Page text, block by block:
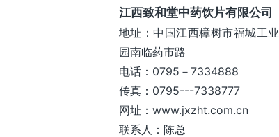
江西致和堂中药饮片有限公司
地址：中国江西樟树市福城工业
园南临药市路
电话：0795－7334888
传真：0795---7338777
网址：www.jxzht.com.cn
联系人：陈总